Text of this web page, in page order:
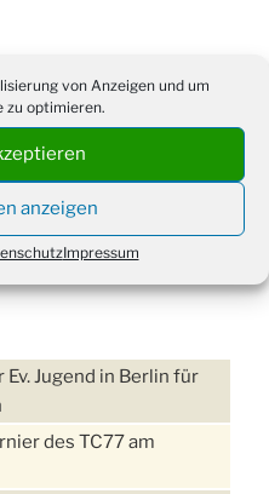
von Anzeigen und um
zu optimieren.
anzeigen
Impressum
Jugend in Berlin für
des TC77 am